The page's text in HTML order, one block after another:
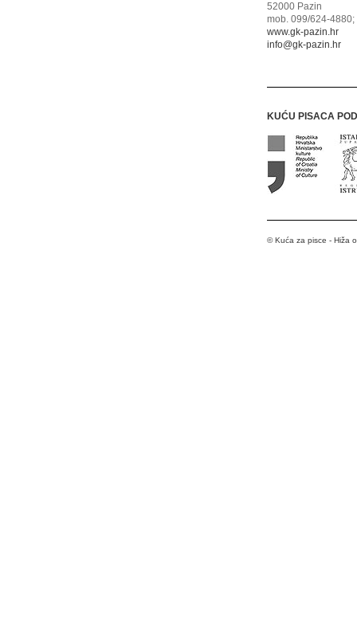
52000 Pazin
mob. 099/624-
www.gk-pazin.hr
info@gk-pazin.hr
KUĆU PISACA
© Kuća za pisce - Hiža